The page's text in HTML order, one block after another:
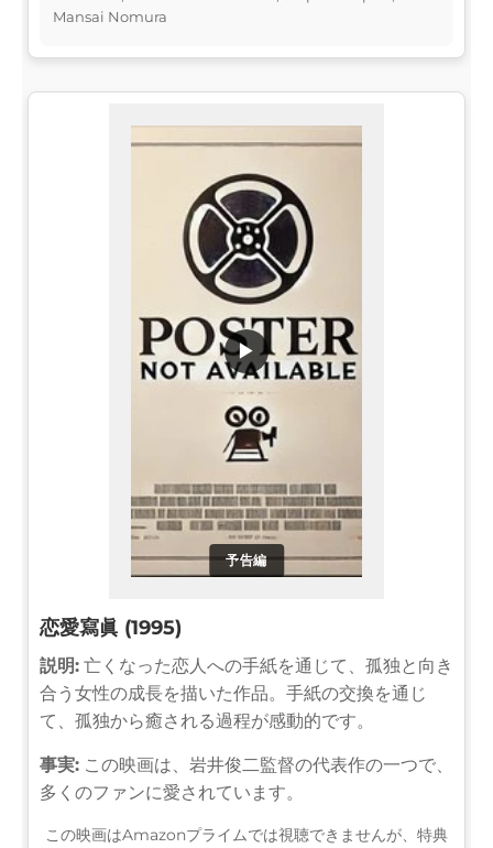
Mansai Nomura
予告編
▶
恋愛寫眞 (1995)
説明: 亡くなった恋人への手紙を通じて、孤独と向き
合う女性の成長を描いた作品。手紙の交換を通じ
て、孤独から癒される過程が感動的です。
事実: この映画は、岩井俊二監督の代表作の一つで、
多くのファンに愛されています。
この映画はAmazonプライムでは視聴できませんが、特典